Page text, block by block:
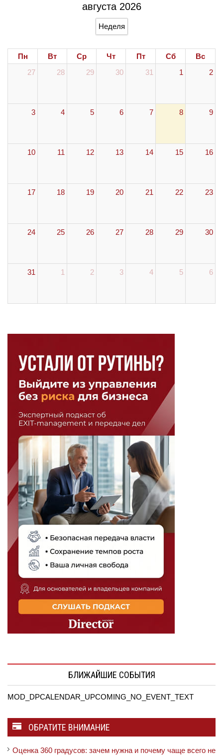
августа 2026
Неделя
Пн Вт Ср Чт Пт Сб
Вс
27
28 29 30 31 1 2
3 4 5 6 7 8 9
10 11 12 13 14 15 16
17 18 19 20 21 22 23
24 25 26 27 28 29 30
31 1 2 3 4 5 6
БЛИЖАЙШИЕ СОБЫТИЯ
MOD_DPCALENDAR_UPCOMING_NO_EVENT_TEXT
ОБРАТИТЕ ВНИМАНИЕ
Оценка 360 градусов: зачем нужна и почему чаще всего не